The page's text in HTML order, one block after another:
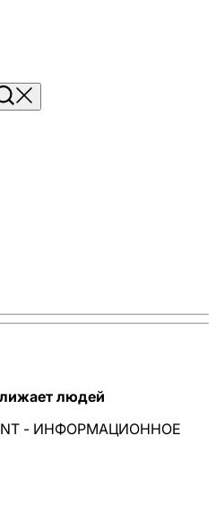
людей
- ИНФОРМАЦИОННОЕ